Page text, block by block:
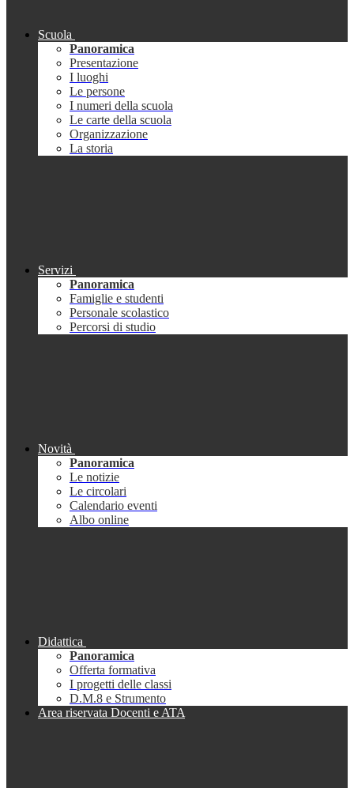
Scuola
Panoramica
Presentazione
I luoghi
Le persone
I numeri della scuola
Le carte della scuola
Organizzazione
La storia
Servizi
Panoramica
Famiglie e studenti
Personale scolastico
Percorsi di studio
Novità
Panoramica
Le notizie
Le circolari
Calendario eventi
Albo online
Didattica
Panoramica
Offerta formativa
I progetti delle classi
D.M.8 e Strumento
Area riservata Docenti e ATA